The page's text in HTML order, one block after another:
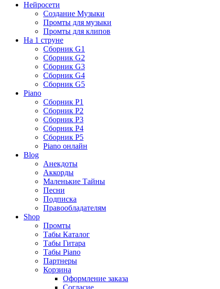
Нейросети
Создание Музыки
Промты для музыки
Промты для клипов
На 1 струне
Сборник G1
Сборник G2
Сборник G3
Сборник G4
Сборник G5
Piano
Сборник P1
Сборник P2
Сборник P3
Сборник P4
Сборник P5
Piano онлайн
Blog
Анекдоты
Аккорды
Маленькие Тайны
Песни
Подписка
Правообладателям
Shop
Промты
Табы Каталог
Табы Гитара
Табы Piano
Партнеры
Корзина
Оформление заказа
Согласие